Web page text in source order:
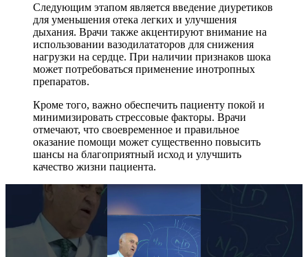
Следующим этапом является введение диуретиков
для уменьшения отека легких и улучшения
дыхания. Врачи также акцентируют внимание на
использовании вазодилататоров для снижения
нагрузки на сердце. При наличии признаков шока
может потребоваться применение инотропных
препаратов.
Кроме того, важно обеспечить пациенту покой и
минимизировать стрессовые факторы. Врачи
отмечают, что своевременное и правильное
оказание помощи может существенно повысить
шансы на благоприятный исход и улучшить
качество жизни пациента.